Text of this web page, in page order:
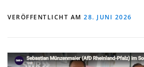
VERÖFFENTLICHT AM 28. JUNI 2026